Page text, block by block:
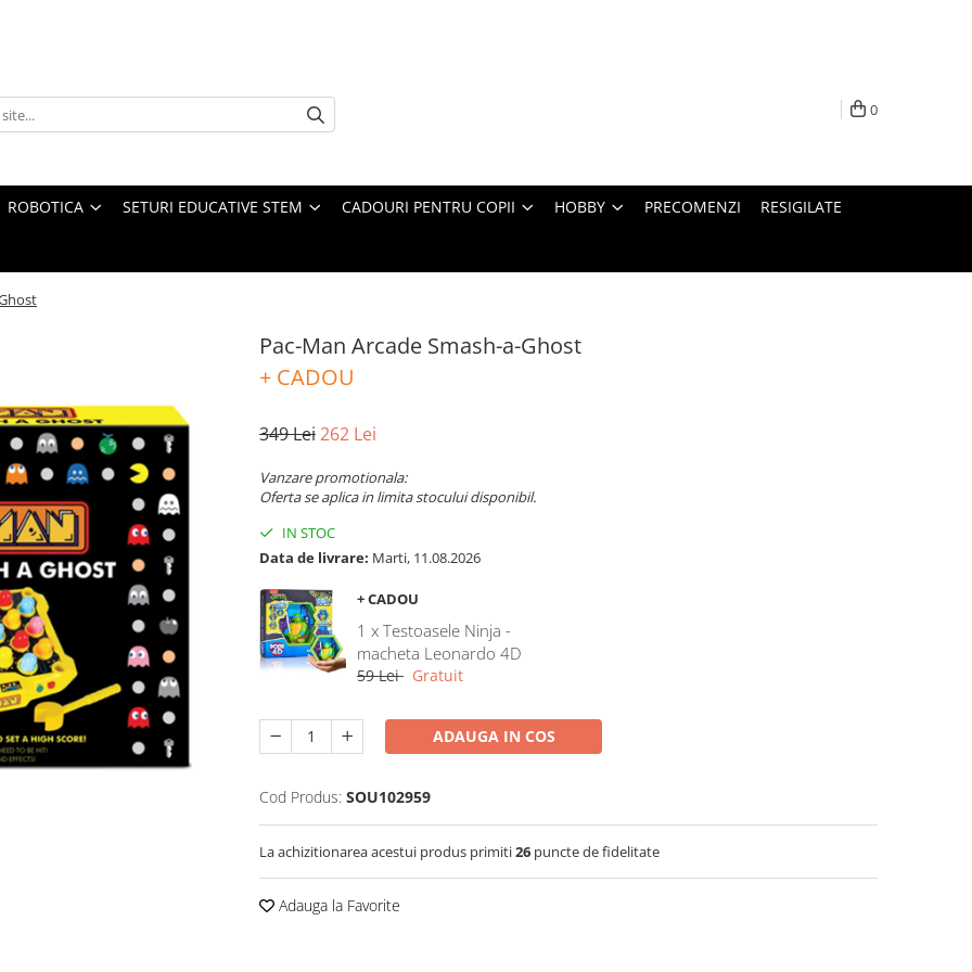
0
ROBOTICA SETURI EDUCATIVE STEM CADOURI PENTRU COPII HOBBY PRECOMENZI RESIGILATE
Pac-Man Arcade Smash-a-Ghost
+ CADOU
349 Lei262 Lei
Vanzare promotionala:
Oferta se aplica in limita stocului disponibil.
IN STOC
Data de livrare: Marti, 11.08.2026
+ CADOU
1 x Testoasele Ninja -
macheta Leonardo 4D
59 Lei Gratuit
ADAUGA IN COS
Cod Produs: SOU102959
La achizitionarea acestui produs primiti26 puncte de fidelitate
Adauga la Favorite